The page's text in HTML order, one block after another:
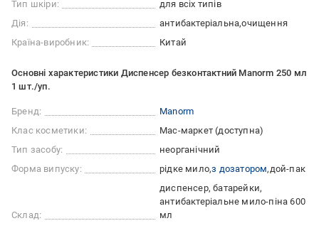
Тип шкіри:
для всіх типів
Дія:
антибактеріальна очищення
Країна-виробник:
Китай
Основні характеристики Диспенсер безконтактний Manorm 250 мл
1 шт./уп.
Бренд:
Manorm
Клас косметики:
Мас-маркет (доступна)
Тип засобу:
неорганічний
Форма випуску:
рідке мило з дозатором дой-пак
Склад:
диспенсер, батарейки,
антибактеріальне мило-піна 600
мл